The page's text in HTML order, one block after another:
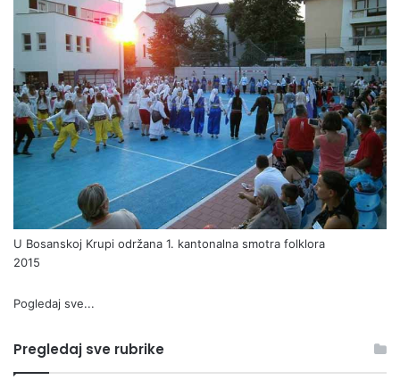
U Bosanskoj Krupi održana 1. kantonalna smotra folklora
2015
Pogledaj sve...
Pregledaj sve rubrike